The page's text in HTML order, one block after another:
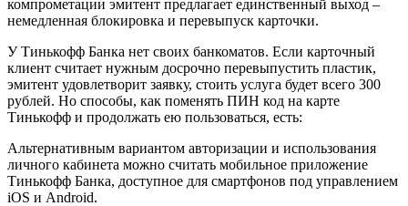
компрометации эмитент предлагает единственный выход –
немедленная блокировка и перевыпуск карточки.
У Тинькофф Банка нет своих банкоматов. Если карточный
клиент считает нужным досрочно перевыпустить пластик,
эмитент удовлетворит заявку, стоить услуга будет всего 300
рублей. Но способы, как поменять ПИН код на карте
Тинькофф и продолжать ею пользоваться, есть:
Альтернативным вариантом авторизации и использования
личного кабинета можно считать мобильное приложение
Тинькофф Банка, доступное для смартфонов под управлением
iOS и Android.